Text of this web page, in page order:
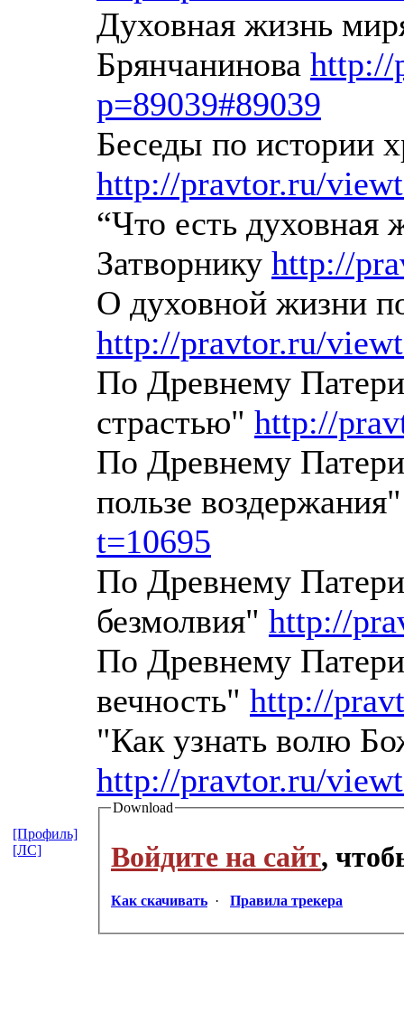
Духовная жизнь
Брянчанинова http://
p=89039#89039
Беседы по истории
http://pravtor.ru/
“Что есть духовная
Затворнику http://
О духовной жизни
http://pravtor.ru/
По Древнему
страстью" http://
По Древнему
пользе
t=10695
По Древнему
безмолвия" http://
По Древнему
вечность" http://
"Как узнать волю
http://pravtor.ru/
Download
Войдите на сайт,
Как скачивать · Правила трекера
[Профиль]
[ЛС]